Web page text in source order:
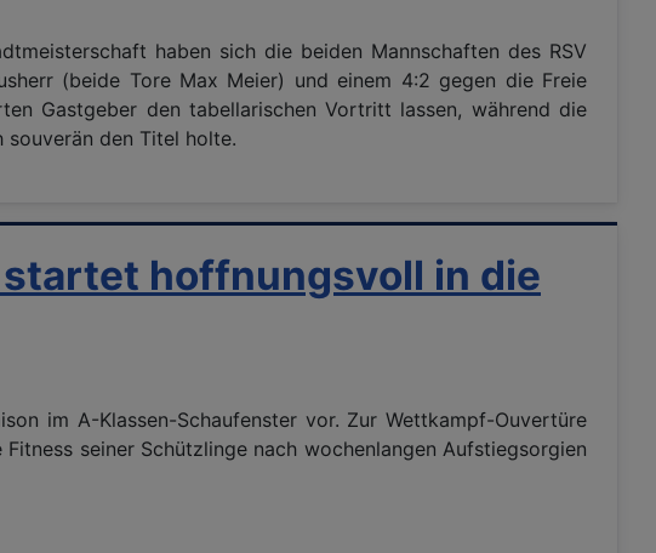
haben sich die beiden Mannschaften des RSV
(beide Tore Max Meier) und einem 4:2 gegen die Freie
Gastgeber den tabellarischen Vortritt lassen, während die
souverän den Titel holte.
hoffnungsvoll in die
im A-Klassen-Schaufenster vor. Zur Wettkampf-Ouvertüre
seiner Schützlinge nach wochenlangen Aufstiegsorgien